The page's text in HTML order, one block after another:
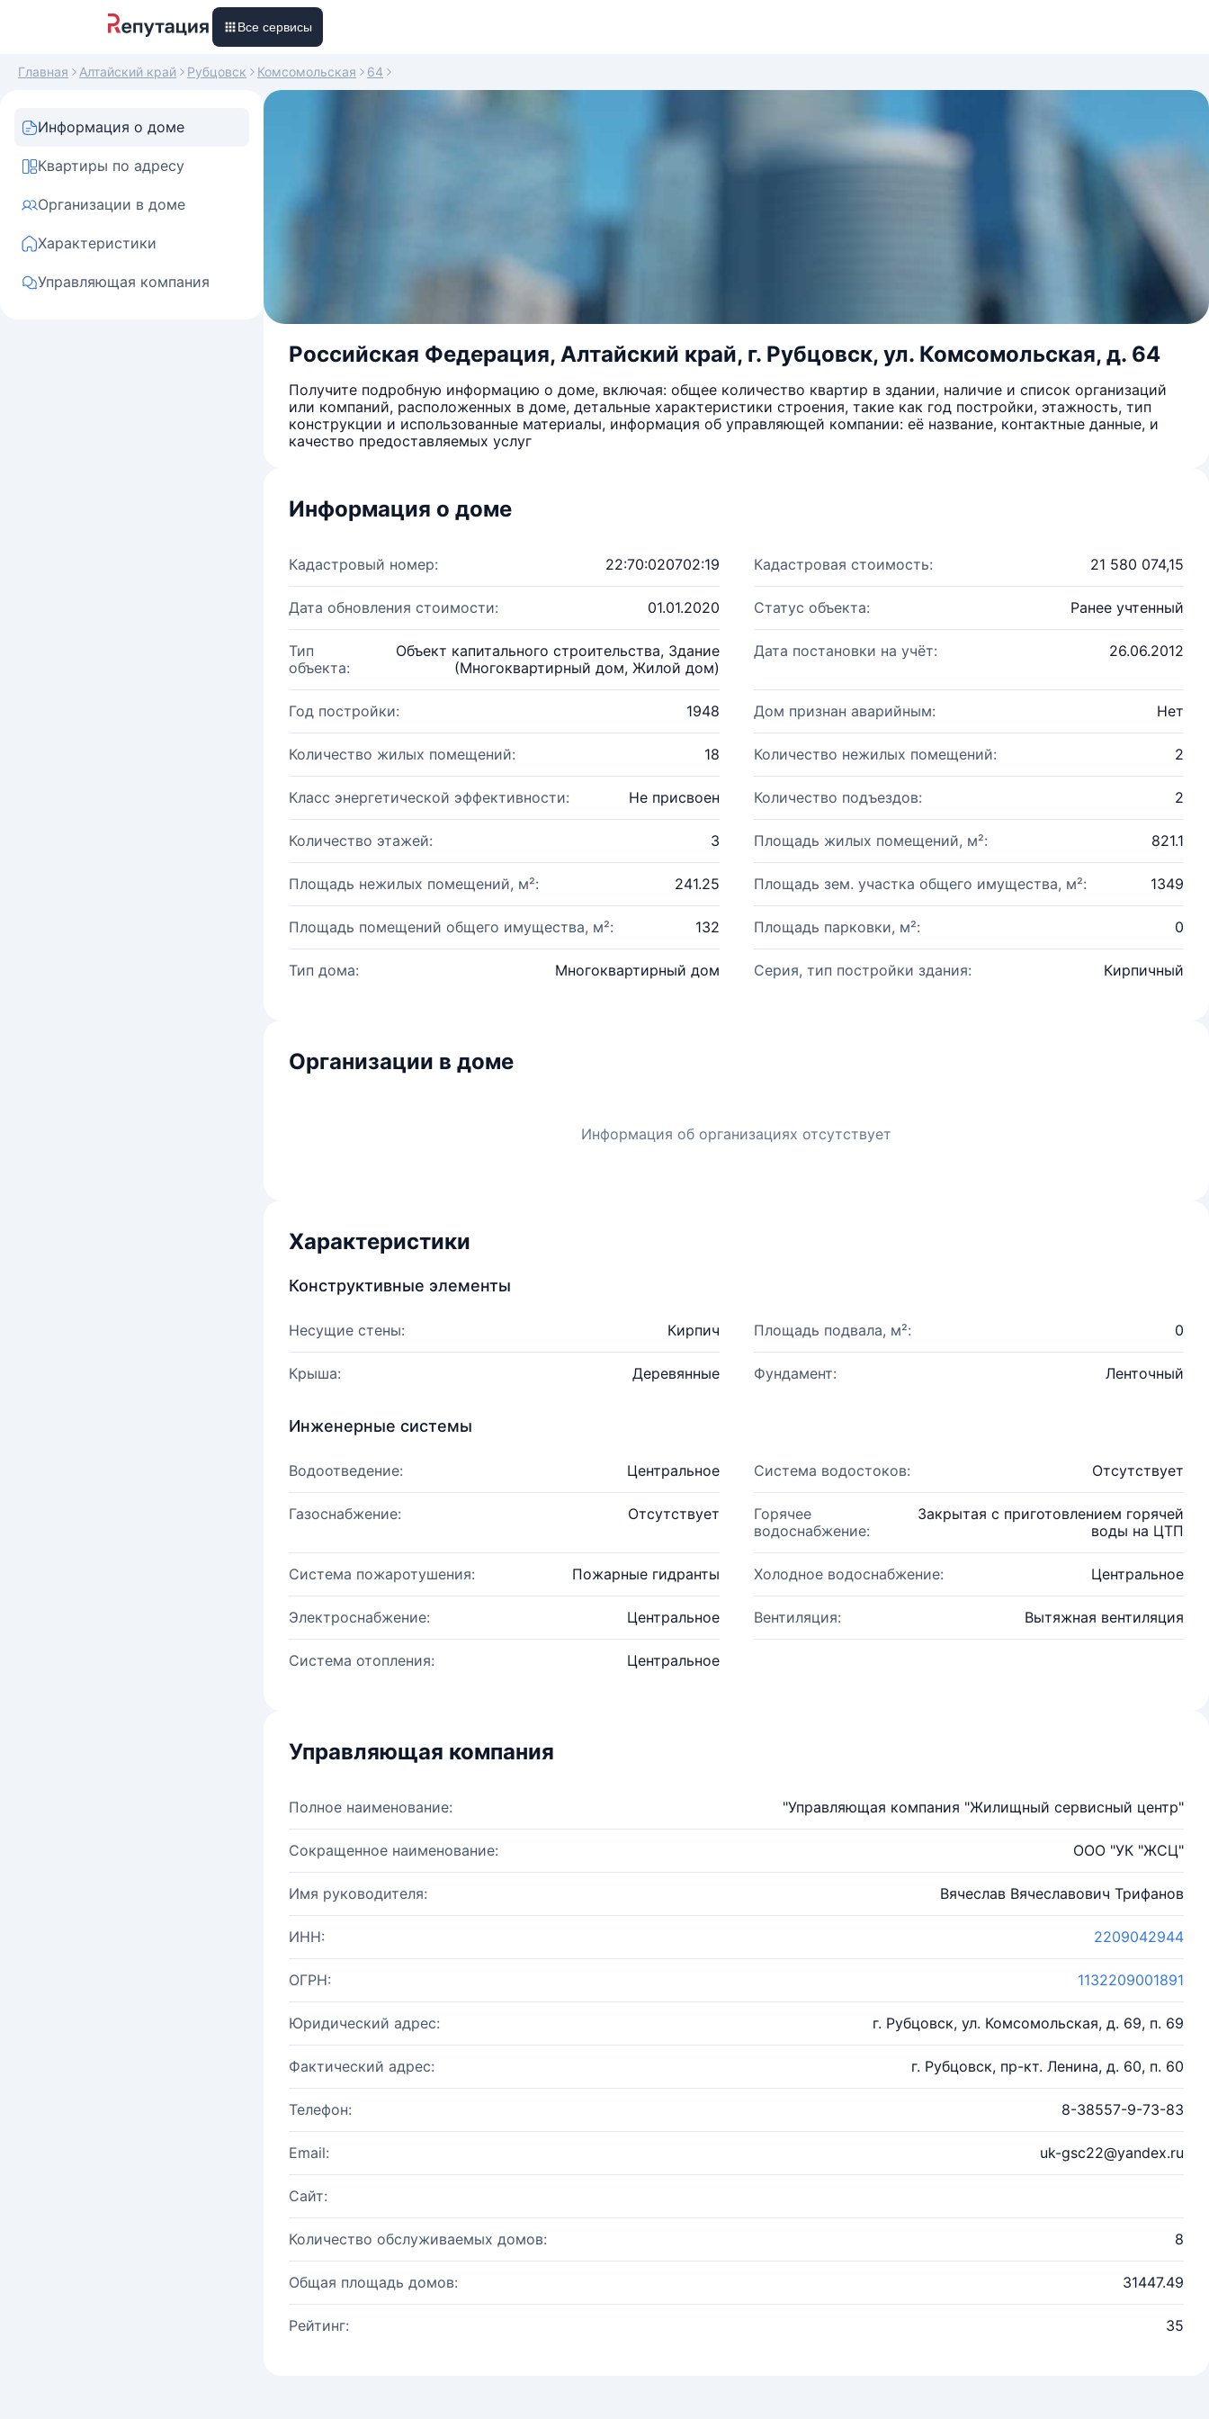
Все сервисы
Главная Алтайский край Рубцовск Комсомольская 64
Информация о доме
Квартиры по адресу
Организации в доме
Характеристики
Управляющая компания
Российская Федерация, Алтайский край, г. Рубцовск, ул. Комсомольская, д. 64
Получите подробную информацию о доме, включая: общее количество квартир в здании, наличие и список организаций
или компаний, расположенных в доме, детальные характеристики строения, такие как год постройки, этажность, тип
конструкции и использованные материалы, информация об управляющей компании: её название, контактные данные, и
качество предоставляемых услуг
Информация о доме
Кадастровый номер: 22:70:020702:19 Кадастровая стоимость: 21 580 074,15
Дата обновления стоимости: 01.01.2020 Статус объекта: Ранее учтенный
Тип
объекта:
Объект капитального строительства, Здание
(Многоквартирный дом, Жилой дом)
Дата постановки на учёт: 26.06.2012
Год постройки: 1948 Дом признан аварийным: Нет
Количество жилых помещений: 18 Количество нежилых помещений: 2
Класс энергетической эффективности: Не присвоен Количество подъездов: 2
Количество этажей: 3 Площадь жилых помещений, м²: 821.1
Площадь нежилых помещений, м²: 241.25 Площадь зем. участка общего имущества, м²: 1349
Площадь помещений общего имущества, м²: 132 Площадь парковки, м²: 0
Тип дома: Многоквартирный дом Серия, тип постройки здания: Кирпичный
Организации в доме
Информация об организациях отсутствует
Характеристики
Конструктивные элементы
Несущие стены: Кирпич Площадь подвала, м²: 0
Крыша: Деревянные Фундамент: Ленточный
Инженерные системы
Водоотведение: Центральное Система водостоков: Отсутствует
Газоснабжение: Отсутствует
Горячее
водоснабжение:
Закрытая с приготовлением горячей
воды на ЦТП
Система пожаротушения: Пожарные гидранты Холодное водоснабжение: Центральное
Электроснабжение: Центральное Вентиляция: Вытяжная вентиляция
Система отопления: Центральное
Управляющая компания
Полное наименование: "Управляющая компания "Жилищный сервисный центр"
Сокращенное наименование: ООО "УК "ЖСЦ"
Имя руководителя: Вячеслав Вячеславович Трифанов
ИНН: 2209042944
ОГРН: 1132209001891
Юридический адрес: г. Рубцовск, ул. Комсомольская, д. 69, п. 69
Фактический адрес: г. Рубцовск, пр-кт. Ленина, д. 60, п. 60
Телефон: 8-38557-9-73-83
Email: uk-gsc22@yandex.ru
Сайт:
Количество обслуживаемых домов: 8
Общая площадь домов: 31447.49
Рейтинг: 35